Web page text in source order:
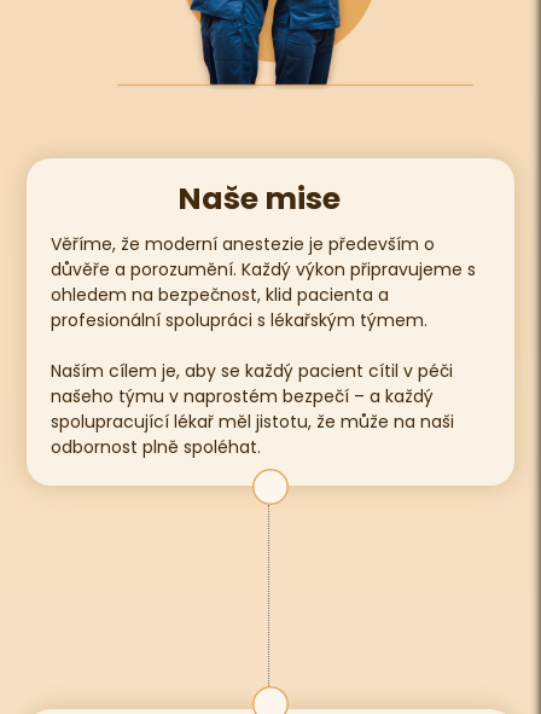
Naše mise
Věříme, že moderní anestezie je především o
důvěře a porozumění. Každý výkon připravujeme s
ohledem na bezpečnost, klid pacienta a
profesionální spolupráci s lékařským týmem.
Naším cílem je, aby se každý pacient cítil v péči
našeho týmu v naprostém bezpečí – a každý
spolupracující lékař měl jistotu, že může na naši
odbornost plně spoléhat.